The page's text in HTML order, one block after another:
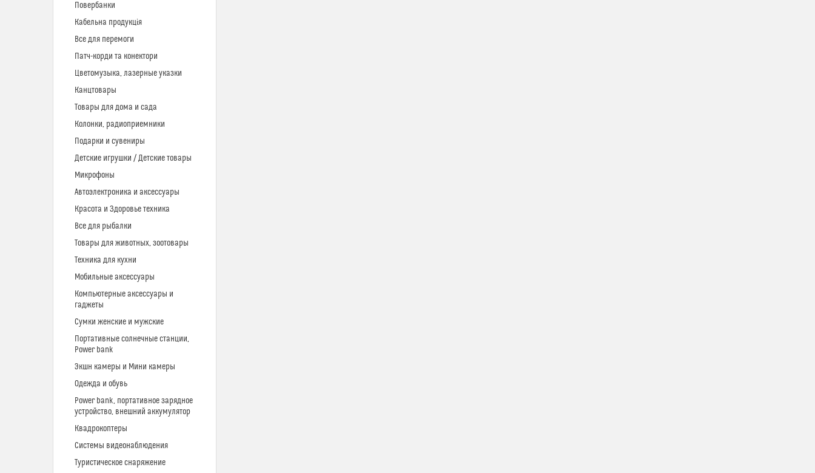
Повербанки
Кабельна продукція
Все для перемоги
Патч-корди та конектори
Цветомузыка, лазерные указки
Канцтовары
Товары для дома и сада
Колонки, радиоприемники
Подарки и сувениры
Детские игрушки / Детские товары
Микрофоны
Автоэлектроника и аксессуары
Красота и Здоровье техника
Все для рыбалки
Товары для животных, зоотовары
Техника для кухни
Мобильные аксессуары
Компьютерные аксессуары и
гаджеты
Сумки женские и мужские
Портативные солнечные станции,
Power bank
Экшн камеры и Мини камеры
Одежда и обувь
Power bank, портативное зарядное
устройство, внешний аккумулятор
Квадрокоптеры
Системы видеонаблюдения
Туристическое снаряжение